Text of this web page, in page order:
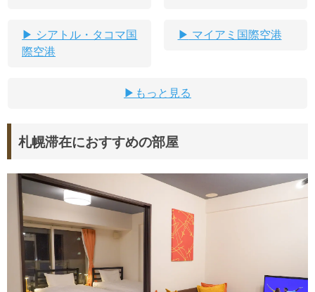
シアトル・タコマ国
際空港
マイアミ国際空港
もっと見る
札幌滞在におすすめの部屋